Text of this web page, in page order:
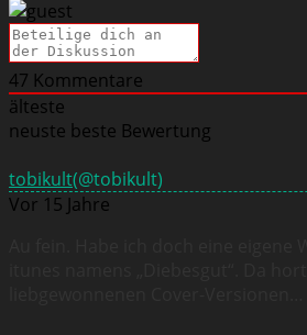
47 Kommentare
älteste
neuste beste Bewertung
tobikult(@tobikult)
Vor 15 Jahre